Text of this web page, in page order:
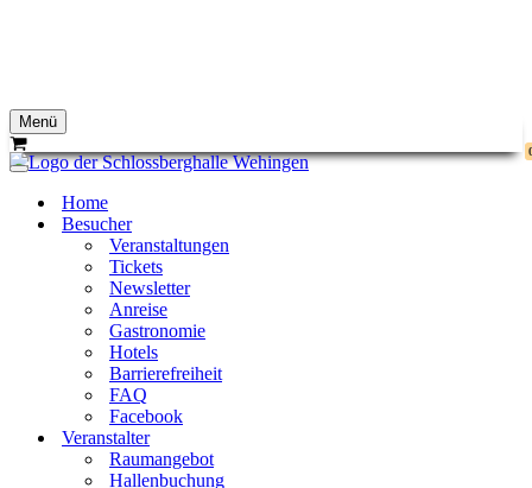
Menü
Navigationsmenü
Warenkorb
Navigationsmenü
Home
Besucher
Veranstaltungen
Tickets
Newsletter
Anreise
Gastronomie
Hotels
Barrierefreiheit
FAQ
Facebook
Veranstalter
Raumangebot
Hallenbuchung